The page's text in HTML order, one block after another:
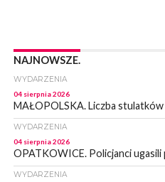
NAJNOWSZE.
WYDARZENIA
04 sierpnia 2026
MAŁOPOLSKA. Liczba
WYDARZENIA
04 sierpnia 2026
OPATKOWICE. Policjanci ugasili
WYDARZENIA